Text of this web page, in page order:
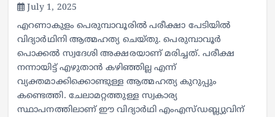
July 1, 2025
എറണാകുളം പെരുമ്പാവൂരില്‍ പരീക്ഷാ പേടിയില്‍
വിദ്യാര്‍ഥിനി ആത്മഹത്യ ചെയ്തു. പെരുമ്പാവൂര്‍
പൊക്കല്‍ സ്വദേശി അക്ഷരയാണ് മരിച്ചത്. പരീക്ഷ
നന്നായിട്ട് എഴുതാന്‍ കഴിഞ്ഞില്ല എന്ന്
വ്യക്തമാക്കിക്കൊണ്ടുള്ള ആത്മഹത്യ കുറുപ്പും
കണ്ടെത്തി. ചേലാമറ്റത്തുള്ള സ്വകാര്യ
സ്ഥാപനത്തിലാണ് ഈ വിദ്യാര്‍ഥി എംഎസ്ഡബ്ല്യുവിന്